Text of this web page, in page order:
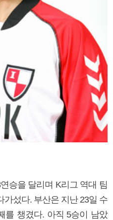
승을 달리며 K리그 역대 팀
가섰다. 부산은 지난 23일 수
를 챙겼다. 아직 5승이 남았